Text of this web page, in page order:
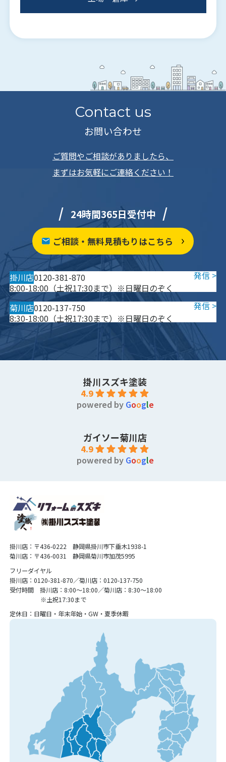
Contact us
お問い合わせ
ご質問やご相談がありましたら、
まずはお気軽にご連絡ください！
24時間365日受付中
ご相談・無料見積もりはこちら
掛川店0120-381-870
8:00-18:00（土祝17:30まで）※日曜日のぞく
菊川店0120-137-750
8:30-18:00（土祝17:30まで）※日曜日のぞく
掛川スズキ塗装
4.9
powered by Google
ガイソー菊川店
4.9
powered by Google
掛川店：〒436-0222 静岡県掛川市下垂木1938-1
菊川店：〒436-0031 静岡県菊川市加茂5995
フリーダイヤル
掛川店：0120-381-870／菊川店：0120-137-750
受付時間 掛川店：8:00〜18:00／菊川店：8:30〜18:00
※土祝17:30まで
定休日：日曜日・年末年始・GW・夏季休暇